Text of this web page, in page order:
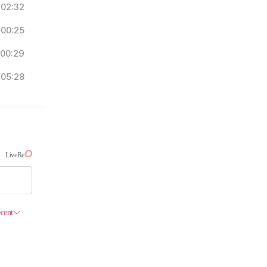
02:32
00:25
00:29
05:28